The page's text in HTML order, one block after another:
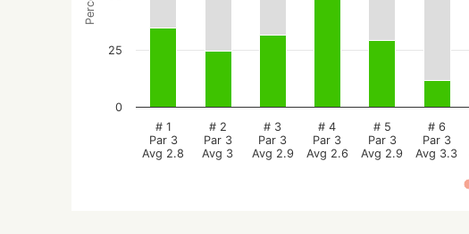
# 1
Par 3
Avg 2.8
# 2
Par 3
Avg 3
# 3
Par 3
Avg 2.9
# 4
Par 3
Avg 2.6
# 5
Par 3
Avg 2.9
# 6
Par 3
Avg 3.3
0
25